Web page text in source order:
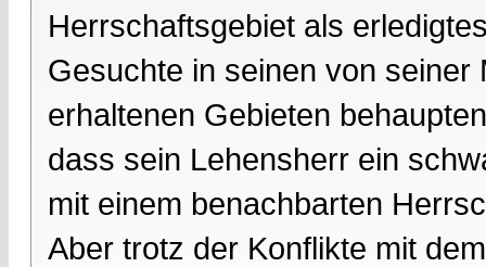
Herrschaftsgebiet als
Gesuchte in seinen von
erhaltenen Gebieten
dass sein Lehensherr ein
mit einem benachbarten
Aber trotz der Konflikte mit